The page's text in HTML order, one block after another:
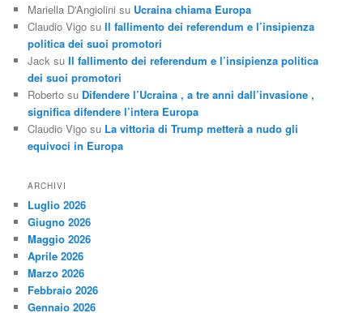
Mariella D'Angiolini su Ucraina chiama Europa
Claudio Vigo suIl fallimento dei referendum e l’insipienza
politica dei suoi promotori
Jack suIl fallimento dei referendum e l’insipienza politica
dei suoi promotori
Roberto su Difendere l’Ucraina , a tre anni dall’invasione ,
significa difendere l’intera Europa
Claudio Vigo su La vittoria di Trump metterà a nudo gli
equivoci in Europa
ARCHIVI
Luglio 2026
Giugno 2026
Maggio 2026
Aprile 2026
Marzo 2026
Febbraio 2026
Gennaio 2026